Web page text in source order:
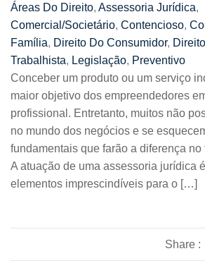
Áreas Do Direito, Assessoria Jurídica,
Comercial/societário, Contencioso,
Família, Direito Do Consumidor,
Trabalhista, Legislação, Preventivo
Conceber um produto ou um serviço
maior objetivo dos empreendedores
profissional. Entretanto, muitos não
no mundo dos negócios e se
fundamentais que farão a diferença no
A atuação de uma assessoria jurídica
elementos imprescindíveis para o […]
Share :